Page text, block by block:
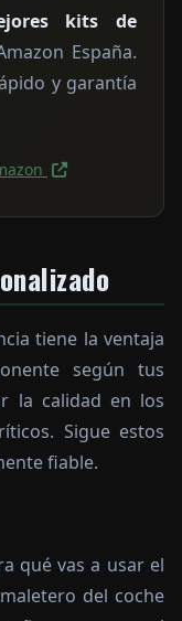
kits de
España.
y garantía
tiene la ventaja
según tus
la calidad en los
Sigue estos
fiable.
qué vas a usar el
del coche